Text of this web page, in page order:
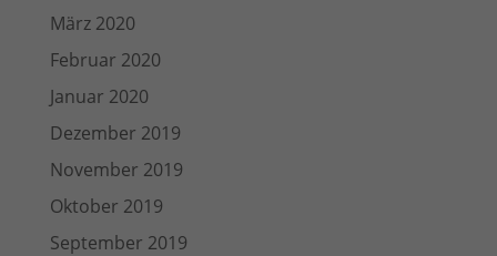
März 2020
Februar 2020
Januar 2020
Dezember 2019
November 2019
Oktober 2019
September 2019